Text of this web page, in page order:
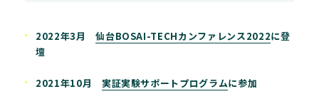
2022年3月仙台BOSAI-TECHカンファレンス2022に登
壇
2021年10月 実証実験サポートプログラムに参加